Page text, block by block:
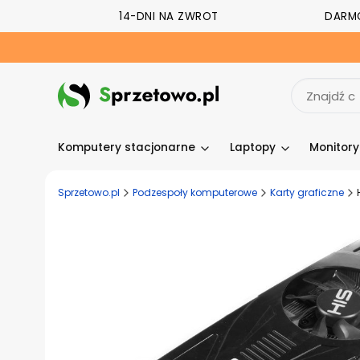
14-DNI NA ZWROT
Komputery stacjonarne Laptopy
Sprzetowo.pl Podzespoły komputerowe Karty graficzne